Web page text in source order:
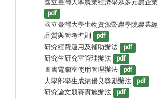
國立臺灣大學農業經濟學系多元農企
pdf
國立臺灣大學生物資源暨農學院農業
品質與管考準則
pdf
研究經費運用及補助辦法 pdf
研究生研究室管理辦法 pdf
圖書電腦室使用管理辦法 pdf
大學部學生成績優良獎勵辦法 pdf
研究論文競賽實施辦法 pdf